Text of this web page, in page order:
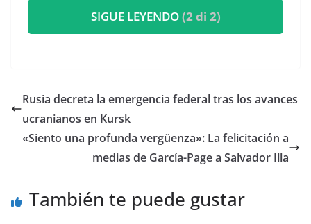
SIGUE LEYENDO(2 di 2)
Rusia decreta la emergencia federal tras los avances
ucranianos en Kursk
«Siento una profunda vergüenza»: La felicitación a
medias de García-Page a Salvador Illa
También te puede gustar